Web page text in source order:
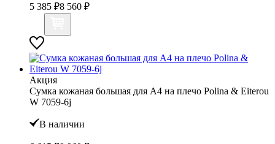
5 385 ₽8 560 ₽
Акция
Сумка кожаная большая для А4 на плечо Polina & Eiterou
W 7059-6j
В наличии